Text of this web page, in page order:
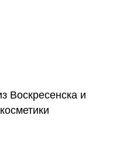
Воскресенска и